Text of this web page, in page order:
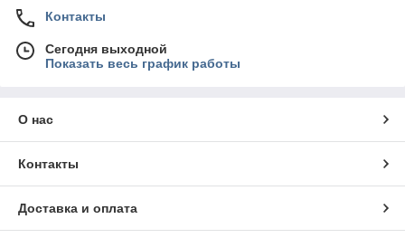
Контакты
Сегодня выходной
Показать весь график работы
О нас
Контакты
Доставка и оплата